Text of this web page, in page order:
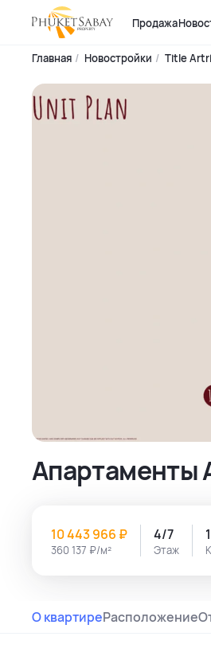
Продажа
Главная Новостройки Title
Апартаменты
360 137 ₽/м²
10 443 966 ₽
Этаж
4/7
О квартиреРасположение